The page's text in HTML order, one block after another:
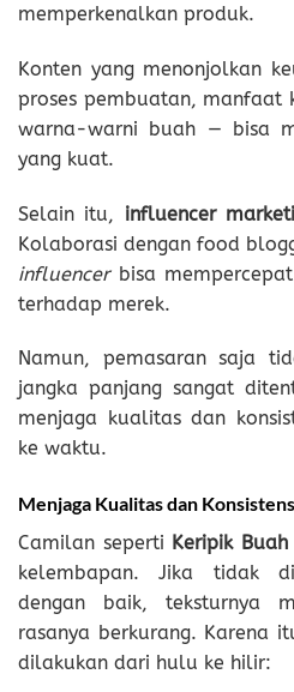
memperkenalkan produk.
Konten yang menonjolkan
proses pembuatan, manfaat
warna-warni buah — bisa
yang kuat.
Selain itu, influencer
Kolaborasi dengan food
influencerbisa mempercepat
terhadap merek.
Namun, pemasaran saja
jangka panjang sangat
menjaga kualitas dan
ke waktu.
Menjaga Kualitas dan
Camilan seperti Keripik Buah
kelembapan. Jika tidak
dengan baik, teksturnya
rasanya berkurang. Karena
dilakukan dari hulu ke hilir: